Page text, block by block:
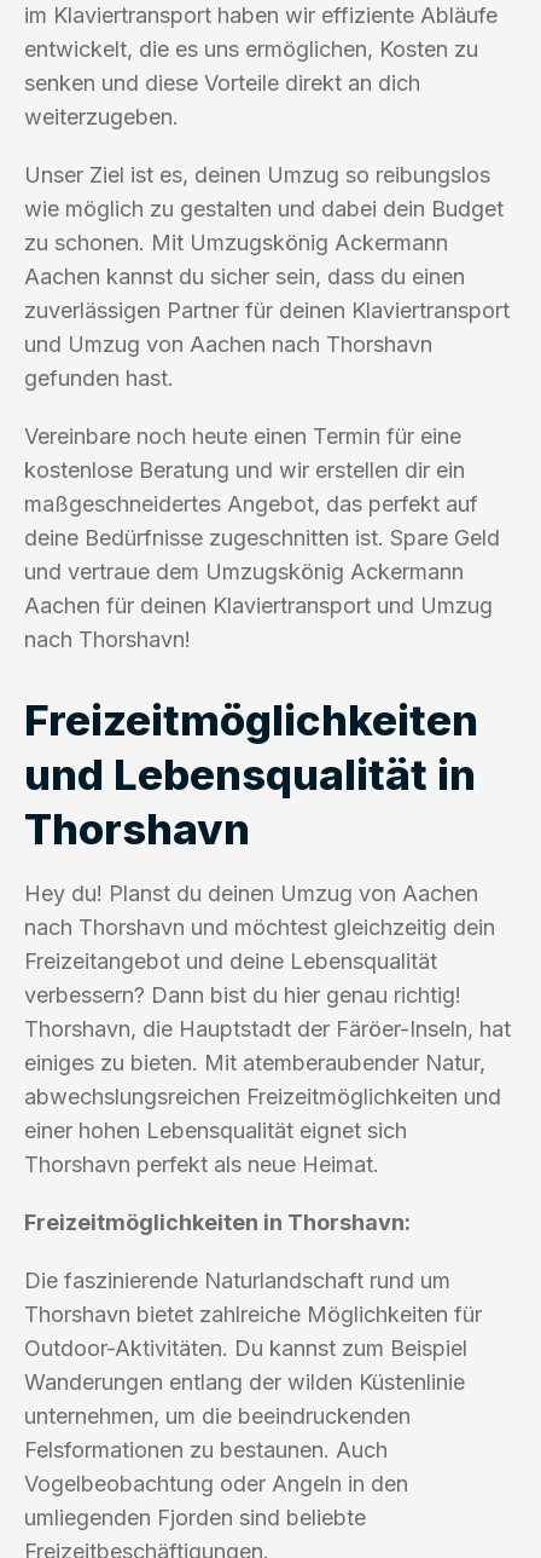
im Klaviertransport haben wir effiziente Abläufe
entwickelt, die es uns ermöglichen, Kosten zu
senken und diese Vorteile direkt an dich
weiterzugeben.
Unser Ziel ist es, deinen Umzug so reibungslos
wie möglich zu gestalten und dabei dein Budget
zu schonen. Mit Umzugskönig Ackermann
Aachen kannst du sicher sein, dass du einen
zuverlässigen Partner für deinen Klaviertransport
und Umzug von Aachen nach Thorshavn
gefunden hast.
Vereinbare noch heute einen Termin für eine
kostenlose Beratung und wir erstellen dir ein
maßgeschneidertes Angebot, das perfekt auf
deine Bedürfnisse zugeschnitten ist. Spare Geld
und vertraue dem Umzugskönig Ackermann
Aachen für deinen Klaviertransport und Umzug
nach Thorshavn!
Freizeitmöglichkeiten
und Lebensqualität in
Thorshavn
Hey du! Planst du deinen Umzug von Aachen
nach Thorshavn und möchtest gleichzeitig dein
Freizeitangebot und deine Lebensqualität
verbessern? Dann bist du hier genau richtig!
Thorshavn, die Hauptstadt der Färöer-Inseln, hat
einiges zu bieten. Mit atemberaubender Natur,
abwechslungsreichen Freizeitmöglichkeiten und
einer hohen Lebensqualität eignet sich
Thorshavn perfekt als neue Heimat.
Freizeitmöglichkeiten in Thorshavn:
Die faszinierende Naturlandschaft rund um
Thorshavn bietet zahlreiche Möglichkeiten für
Outdoor-Aktivitäten. Du kannst zum Beispiel
Wanderungen entlang der wilden Küstenlinie
unternehmen, um die beeindruckenden
Felsformationen zu bestaunen. Auch
Vogelbeobachtung oder Angeln in den
umliegenden Fjorden sind beliebte
Freizeitbeschäftigungen.